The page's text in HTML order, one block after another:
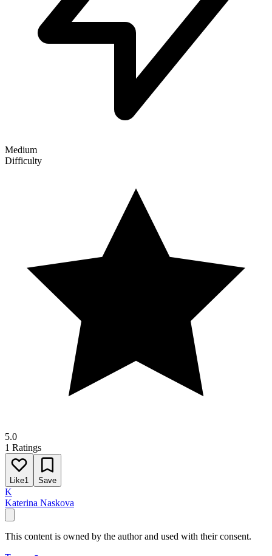
Medium
Difficulty
5.0
1 Ratings
Like1 Save
K
Katerina Naskova
This content is owned by the author and used with their consent.